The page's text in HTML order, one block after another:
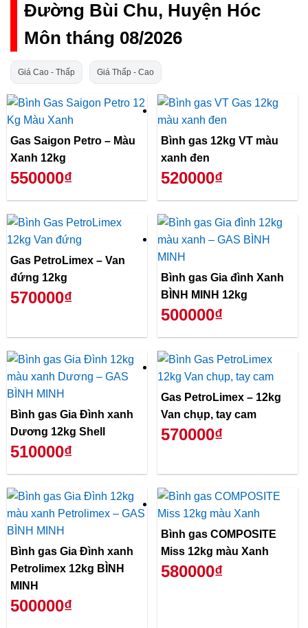
Đường Bùi Chu, Huyện Hóc
Môn tháng 08/2026
Giá Cao - Thấp Giá Thấp - Cao
Gas Saigon Petro – Màu
Xanh 12kg
550000₫
Bình gas 12kg VT màu
xanh đen
520000₫
Gas PetroLimex – Van
đứng 12kg
570000₫
Bình gas Gia đình Xanh
BÌNH MINH 12kg
500000₫
Bình gas Gia Đình xanh
Dương 12kg Shell
510000₫
Gas PetroLimex – 12kg
Van chụp, tay cam
570000₫
Bình gas Gia Đình xanh
Petrolimex 12kg BÌNH
MINH
500000₫
Bình gas COMPOSITE
Miss 12kg màu Xanh
580000₫